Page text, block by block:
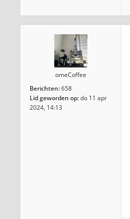
omeCoffee
Berichten:658
Lid geworden op:do 11 apr
2024, 14:13